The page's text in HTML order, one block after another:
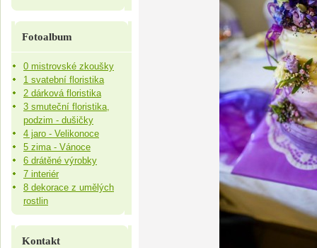
Fotoalbum
0 mistrovské zkoušky
1 svatební floristika
2 dárková floristika
3 smuteční floristika,
podzim - dušičky
4 jaro - Velikonoce
5 zima - Vánoce
6 drátěné výrobky
7 interiér
8 dekorace z umělých
rostlin
Kontakt